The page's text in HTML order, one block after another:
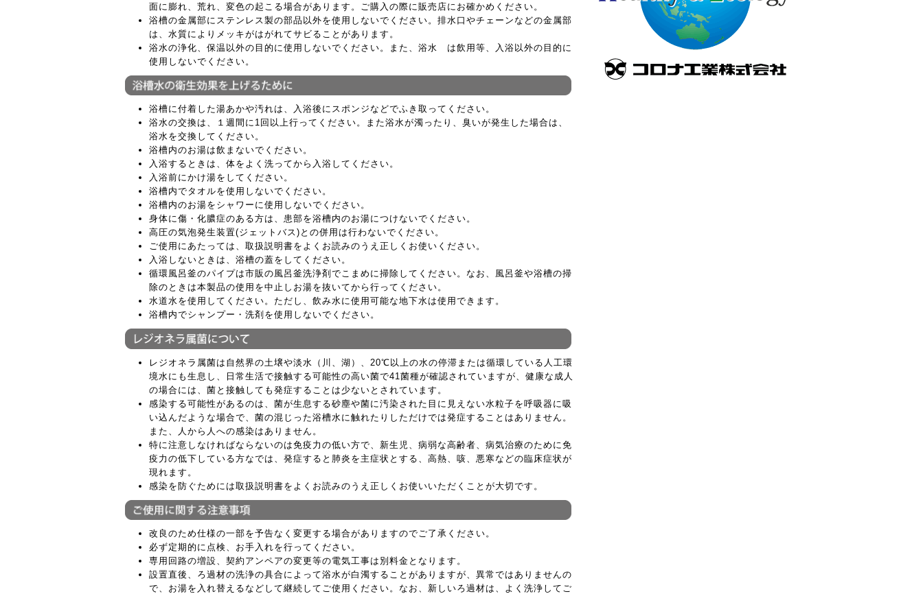
面に膨れ、荒れ、変色の起こる場合があります。ご購入の際に販売店にお確かめください。
浴槽の金属部にステンレス製の部品以外を使用しないでください。排水口やチェーンなどの金属部
は、水質によりメッキがはがれてサビることがあります。
浴水の浄化、保温以外の目的に使用しないでください。また、浴水 は飲用等、入浴以外の目的に
使用しないでください。
浴槽に付着した湯あかや汚れは、入浴後にスポンジなどでふき取ってください。
浴水の交換は、１週間に1回以上行ってください。また浴水が濁ったり、臭いが発生した場合は、
浴水を交換してください。
浴槽内のお湯は飲まないでください。
入浴するときは、体をよく洗ってから入浴してください。
入浴前にかけ湯をしてください。
浴槽内でタオルを使用しないでください。
浴槽内のお湯をシャワーに使用しないでください。
身体に傷・化膿症のある方は、患部を浴槽内のお湯につけないでください。
高圧の気泡発生装置(ジェットバス)との併用は行わないでください。
ご使用にあたっては、取扱説明書をよくお読みのうえ正しくお使いください。
入浴しないときは、浴槽の蓋をしてください。
循環風呂釜のパイプは市販の風呂釜洗浄剤でこまめに掃除してください。なお、風呂釜や浴槽の掃
除のときは本製品の使用を中止しお湯を抜いてから行ってください。
水道水を使用してください。ただし、飲み水に使用可能な地下水は使用できます。
浴槽内でシャンプー・洗剤を使用しないでください。
レジオネラ属菌は自然界の土壌や淡水（川、湖）、20℃以上の水の停滞または循環している人工環
境水にも生息し、日常生活で接触する可能性の高い菌で41菌種が確認されていますが、健康な成人
の場合には、菌と接触しても発症することは少ないとされています。
感染する可能性があるのは、菌が生息する砂塵や菌に汚染された目に見えない水粒子を呼吸器に吸
い込んだような場合で、菌の混じった浴槽水に触れたりしただけでは発症することはありません。
また、人から人への感染はありません。
特に注意しなければならないのは免疫力の低い方で、新生児、病弱な高齢者、病気治療のために免
疫力の低下している方なでは、発症すると肺炎を主症状とする、高熱、咳、悪寒などの臨床症状が
現れます。
感染を防ぐためには取扱説明書をよくお読みのうえ正しくお使いいただくことが大切です。
改良のため仕様の一部を予告なく変更する場合がありますのでご了承ください。
必ず定期的に点検、お手入れを行ってください。
専用回路の増設、契約アンペアの変更等の電気工事は別料金となります。
設置直後、ろ過材の洗浄の具合によって浴水が白濁することがありますが、異常ではありませんの
で、お湯を入れ替えるなどして継続してご使用ください。なお、新しいろ過材は、よく洗浄してご